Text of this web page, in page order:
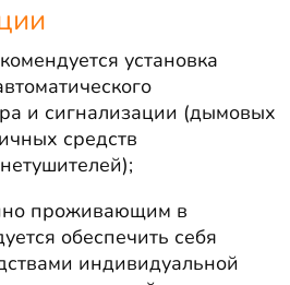
установка
и сигнализации (дымовых
средств
проживающим в
обеспечить себя
индивидуальной